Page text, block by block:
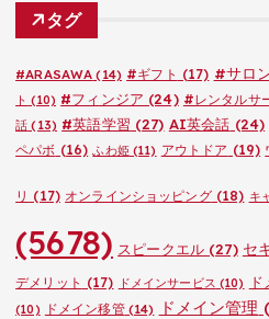
タグ
#ARASAWA (14) #ギフト (17) #サロ
ト (10) #フィンジア (24) #レンタルサ
話 (13) #英語学習 (27) AI英会話 (24)
ペパボ (16) ふわ姫(11) アウトドア (19)
リ (17) オンラインショッピング(18) キ
(5678) スピークエル(27) セ
デメリット (17) ドメインサービス (10)
(10)
ドメイン移管(14) ドメイン管理